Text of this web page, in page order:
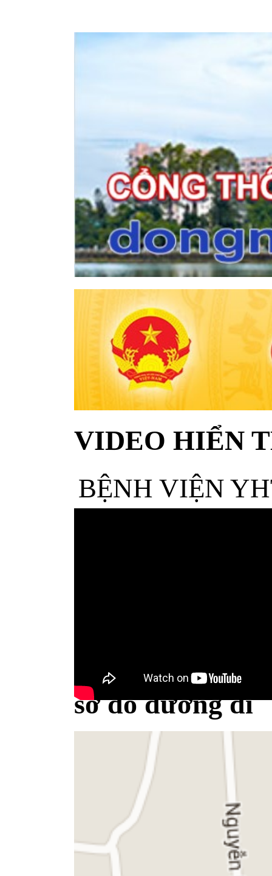
VIDEO HIỂN
BỆNH VIỆN
sơ đồ đường đi